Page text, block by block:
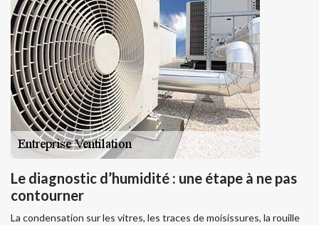
Le diagnostic d’humidité : une étape à ne pas
contourner
La condensation sur les vitres, les traces de moisissures, la rouille